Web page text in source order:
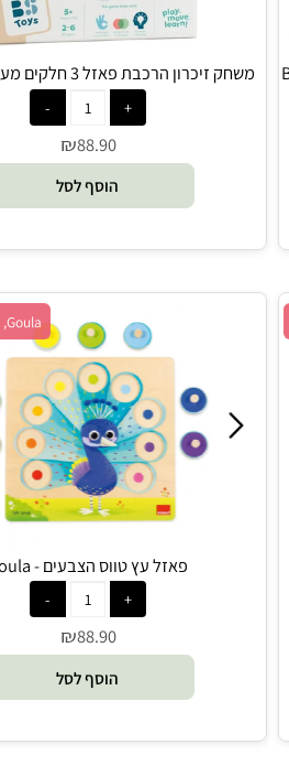
משחק זיכרון הרכבת פאזל 3 חלקים מעץ - BS Toys
₪88.90
הוסף לסל
Goula, מש' 1+, גיל 1+
פאזל עץ טווס הצבעים - Goula